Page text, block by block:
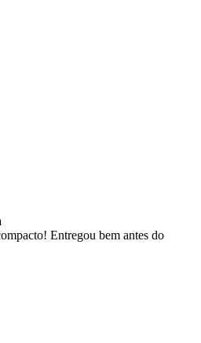
Entregou bem antes do